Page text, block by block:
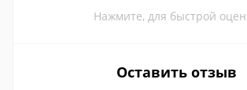
Нажмите, для быстрой
Оставить отзыв